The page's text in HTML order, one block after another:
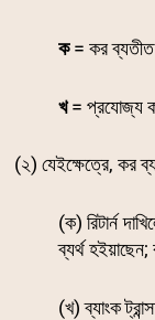
ক= কর ব্যতীত
খ= প্রযোজ্য
(২) যেইক্ষেত্রে, কর
(ক) রিটার্ন
ব্যর্থ হইয়াছেন;
(খ) ব্যাংক